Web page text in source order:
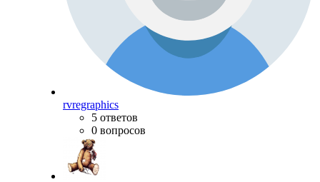
rvregraphics
5 ответов
0 вопросов